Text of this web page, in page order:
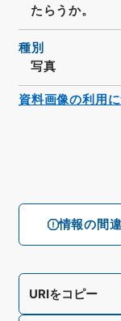
情報の間
たらうか。
種別
写真
URIをコピー
資料画像の利用